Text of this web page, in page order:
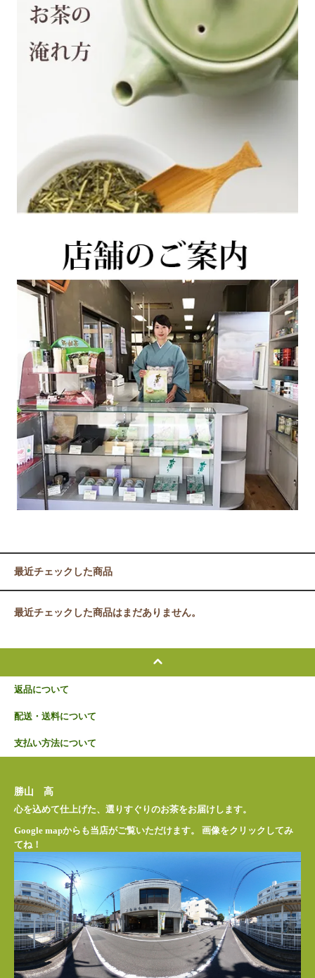
最近チェックした商品
最近チェックした商品はまだありません。
返品について
配送・送料について
支払い方法について
勝山 高
心を込めて仕上げた、選りすぐりのお茶をお届けします。
Google mapからも当店がご覧いただけます。 画像をクリックしてみ
てね！